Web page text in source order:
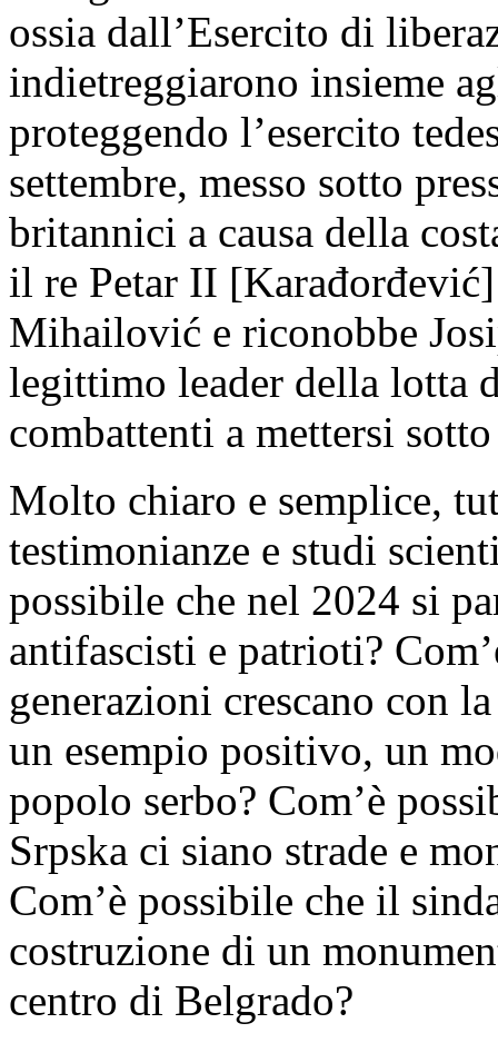
ossia dall’Esercito di
indietreggiarono insieme
proteggendo l’esercito
settembre, messo sotto
britannici a causa della
il re Petar II
Mihailović e riconobbe
legittimo leader della lotta
combattenti a mettersi
Molto chiaro e semplice,
testimonianze e studi
possibile che nel 2024 si
antifascisti e patrioti?
generazioni crescano con
un esempio positivo, un
popolo serbo? Com’è
Srpska ci siano strade e
Com’è possibile che il
costruzione di un
centro di Belgrado?